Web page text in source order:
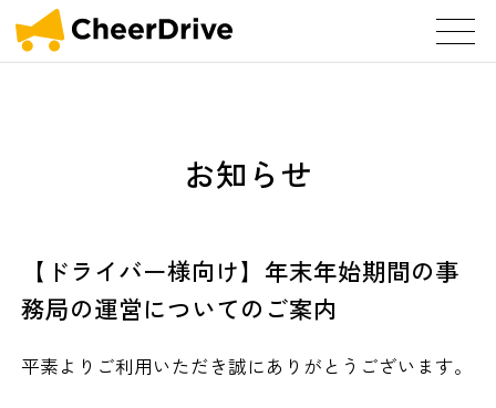
お知らせ
【ドライバー様向け】年末年始期間の事
務局の運営についてのご案内
平素よりご利用いただき誠にありがとうございます。